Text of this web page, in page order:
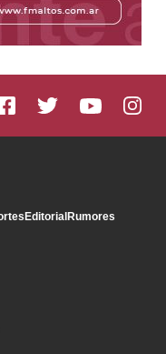
Editorial Rumores